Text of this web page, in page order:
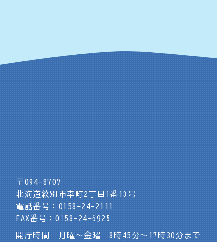
〒094-8707
北海道紋別市幸町2丁目1番18号
電話番号：0158-24-2111
FAX番号：0158-24-6925
開庁時間 月曜～金曜 8時45分～17時30分まで